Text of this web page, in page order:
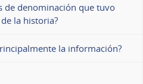
de denominación que tuvo
la historia?
la información?